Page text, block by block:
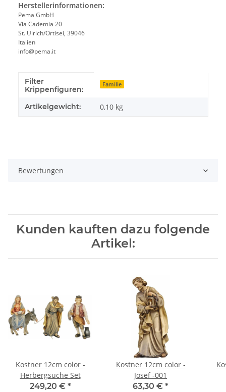
Herstellerinformationen:
Pema GmbH
Via Cademia 20
St. Ulrich/Ortisei, 39046
Italien
info@pema.it
Produkteigenschaft
Wert
Filter
Krippenfiguren:
Familie
Artikelgewicht: 0,10 kg
Bewertungen
Kunden kauften dazu folgende
Artikel:
Kostner 12cm color -
Herbergsuche Set
249,20 € *
Kostner 12cm color -
Josef -001
63,30 € *